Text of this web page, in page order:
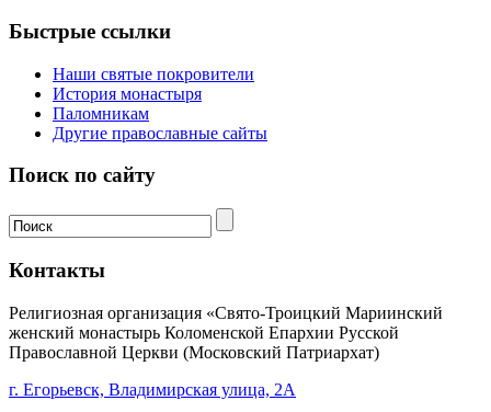
Быстрые ссылки
Наши святые покровители
История монастыря
Паломникам
Другие православные сайты
Поиск по сайту
Контакты
Религиозная организация «Свято-Троицкий Мариинский
женский монастырь Коломенской Епархии Русской
Православной Церкви (Московский Патриархат)
г. Егорьевск, Владимирская улица, 2А